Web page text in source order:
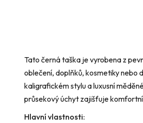
Tato černá taška je vyrobena z
oblečení, doplňků, kosmetiky nebo
kaligrafickém stylu a luxusní
průsekový úchyt zajišťuje komfortní
Hlavní vlastnosti: